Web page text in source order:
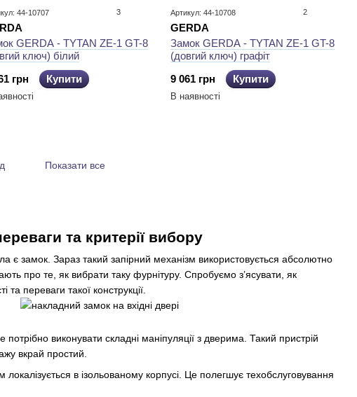
та критерії вибору
є замок. Зараз такий запірний механізм використовується абсолютно
про те, як вибрати таку фурнітуру. Спробуємо з’ясувати, як
переваги такої конструкції.
виконувати складні маніпуляції з дверима. Такий пристрій
вкрай простий.
в ізольованому корпусі. Це полегшує техобслуговування
44-10707 3
GERDA - TYTAN ZE-1 GT-8
ключ) білий
грн
Купити
Артикул: 44-10708 2
GERDA
Замок GERDA - TYTAN ZE-1 GT-8
(довгий ключ) графіт
9 061 грн
Купити
В наявності
Показати все